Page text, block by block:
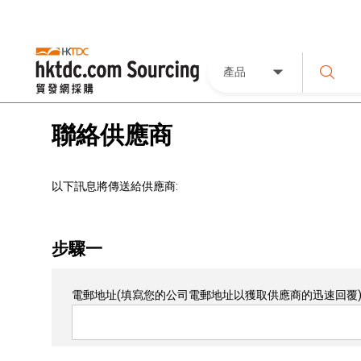
產品
聯絡供應商
以下訊息將傳送給供應商:
步驟一
電郵地址(填寫您的公司電郵地址以獲取供應商的迅速回覆)